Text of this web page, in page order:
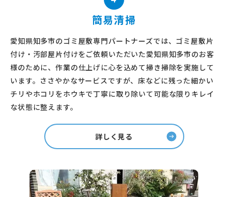
簡易清掃
愛知県知多市のゴミ屋敷専門パートナーズでは、ゴミ屋敷片
付け・汚部屋片付けをご依頼いただいた愛知県知多市のお客
様のために、作業の仕上げに心を込めて掃き掃除を実施して
います。ささやかなサービスですが、床などに残った細かい
チリやホコリをホウキで丁寧に取り除いて可能な限りキレイ
な状態に整えます。
詳しく見る